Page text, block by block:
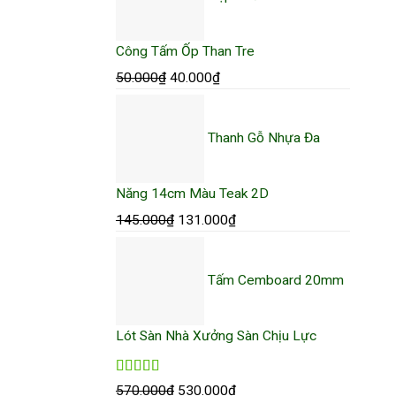
Công Tấm Ốp Than Tre
50.000₫ Giá
50.000₫.
40.000₫
là:
Thanh Gỗ Nhựa Đa
Năng 14cm Màu Teak 2D
145.000₫ Giá
145.000₫.
131.000₫
là:
Tấm Cemboard 20mm
Lót Sàn Nhà Xưởng Sàn Chịu Lực
Được xếp
570.000₫ Giá
530.000₫